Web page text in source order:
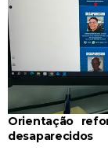
Orientação
desaparecidos